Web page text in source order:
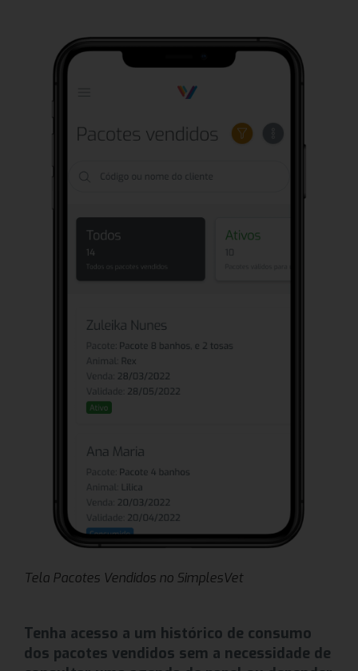
Tela Pacotes Vendidos no SimplesVet
Tenha acesso a um histórico de consumo
dos pacotes vendidos sem a necessidade de